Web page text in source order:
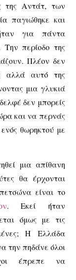
της Αντάτ, των
παγιώθηκε και
για πάντα
περίοδο της
Πλέον δεν
αλλά αυτό της
μια γλυκιά
δεν μπορείς
και να περνάς
θωρηκτού με
μια απίθανη
θα έρχονται
είναι το
. Εκεί ήταν
όμως με τις
Η Ελλάδα
την πηδάνε όλοι
έπρεπε να